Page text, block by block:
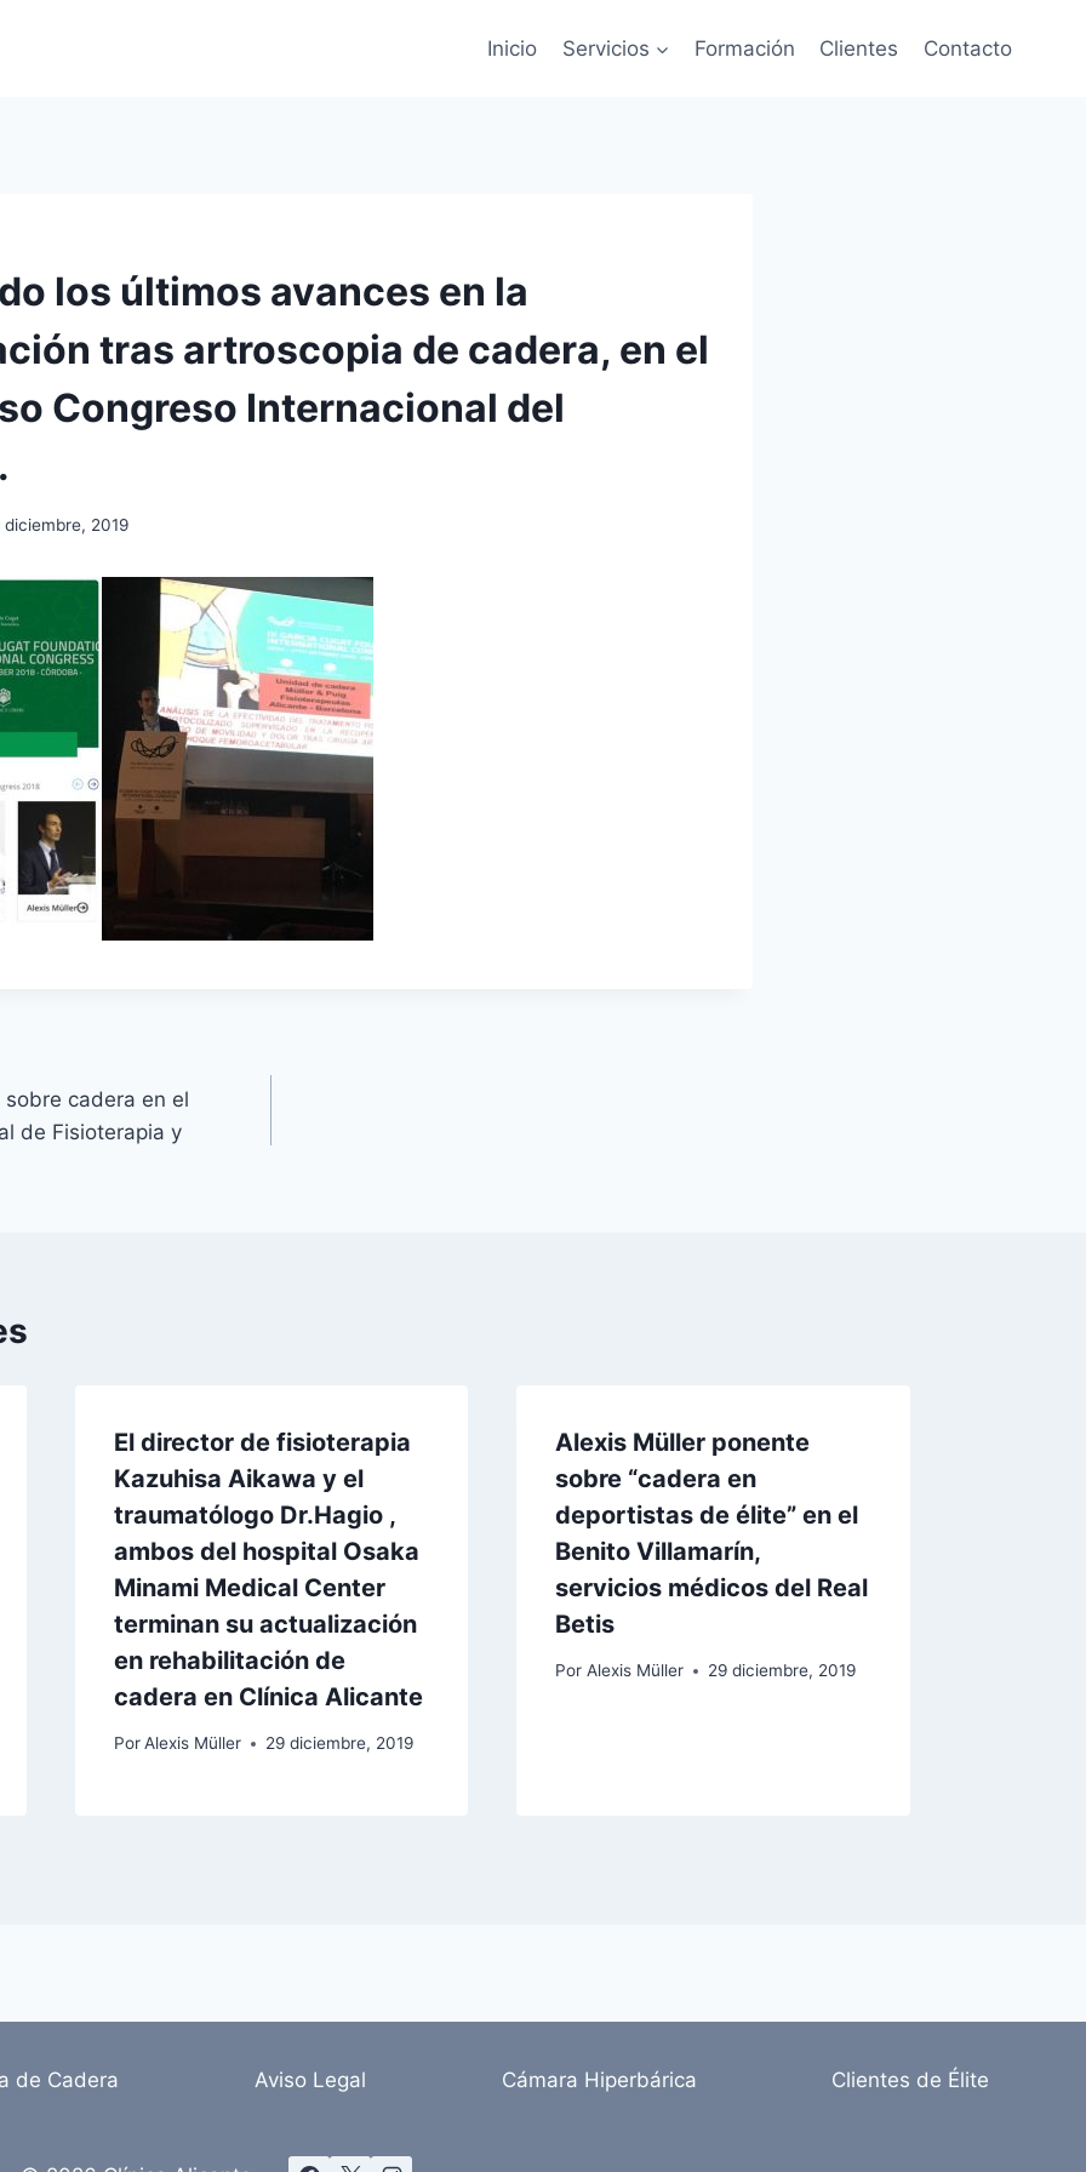
Inicio Servicios Formación Clientes Contacto
los últimos avances en la
tras artroscopia de cadera, en el
Congreso Internacional del
diciembre, 2019
cadera en el
de Fisioterapia y
El director de fisioterapia
Kazuhisa Aikawa y el
traumatólogo Dr.Hagio ,
ambos del hospital Osaka
Minami Medical Center
terminan su actualización
en rehabilitación de
cadera en Clínica Alicante
Por Alexis Müller 29 diciembre, 2019
Alexis Müller ponente
sobre “cadera en
deportistas de élite” en el
Benito Villamarín,
servicios médicos del Real
Betis
Por Alexis Müller 29 diciembre, 2019
de Cadera Aviso Legal Cámara Hiperbárica Clientes de Élite